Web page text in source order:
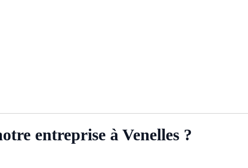
entreprise à Venelles ?